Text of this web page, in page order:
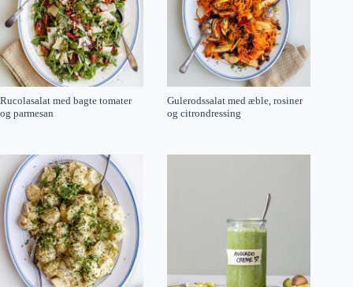
Rucolasalat med bagte tomater
og parmesan
Gulerodssalat med æble, rosiner
og citrondressing